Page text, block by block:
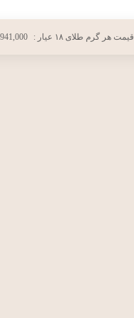
قیمت هر گرم طلای ۱۸ عیار :